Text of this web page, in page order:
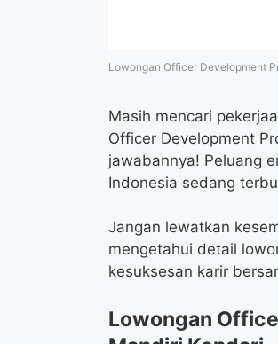
Lowongan Officer Development
Masih mencari
Officer Development
jawabannya! Peluang
Indonesia sedang
Jangan lewatkan
mengetahui detail
kesuksesan karir
Lowongan